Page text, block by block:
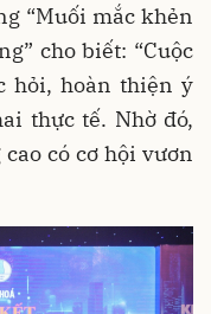
“Muối mắc khẻn
cho biết: “Cuộc
hỏi, hoàn thiện ý
thực tế. Nhờ đó,
có cơ hội vươn